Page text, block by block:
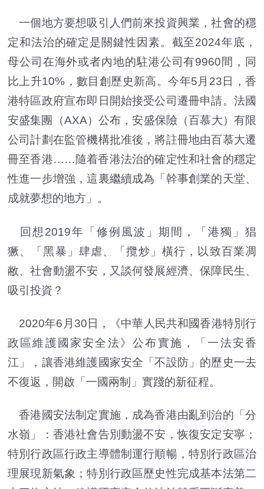
一個地方要想吸引人們前來投資興業，社會的穩
定和法治的確定是關鍵性因素。截至2024年底，
母公司在海外或者內地的駐港公司有9960間，同
比上升10%，數目創歷史新高。今年5月23日，香
港特區政府宣布即日開始接受公司遷冊申請。法國
安盛集團（AXA）公布，安盛保險（百慕大）有限
公司計劃在監管機構批准後，將註冊地由百慕大遷
冊至香港……隨着香港法治的確定性和社會的穩定
性進一步增強，這裏繼續成為「幹事創業的天堂、
成就夢想的地方」。
回想2019年「修例風波」期間，「港獨」猖
獗、「黑暴」肆虐、「攬炒」橫行，以致百業凋
敝、社會動盪不安，又談何發展經濟、保障民生、
吸引投資？
2020年6月30日，《中華人民共和國香港特別行
政區維護國家安全法》公布實施，「一法安香
江」，讓香港維護國家安全「不設防」的歷史一去
不復返，開啟「一國兩制」實踐的新征程。
香港國安法制定實施，成為香港由亂到治的「分
水嶺」：香港社會告別動盪不安，恢復安定安寧；
特別行政區行政主導體制運行順暢，特別行政區治
理展現新氣象；特別行政區歷史性完成基本法第二